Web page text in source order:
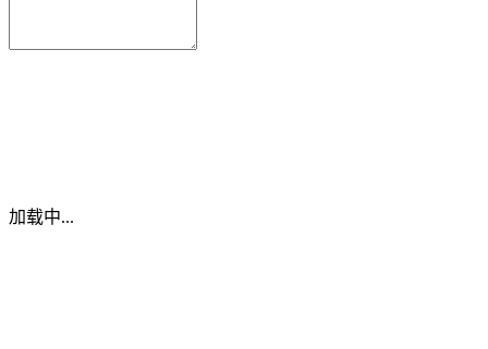
加载中...